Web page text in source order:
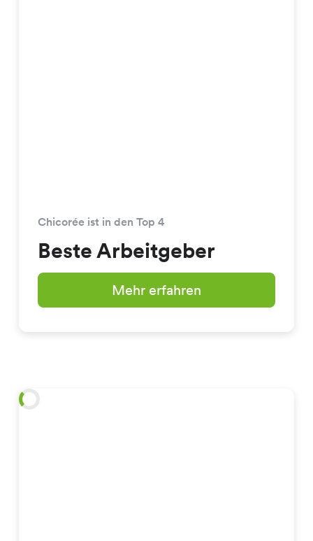
Chicorée ist in den Top 4
Beste Arbeitgeber
Mehr erfahren